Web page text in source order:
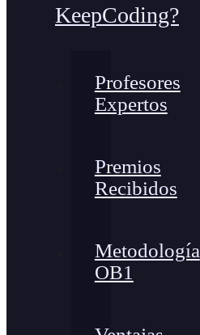
KeepCoding?
Profesores
Expertos
Premios
Recibidos
Metodología
OB1